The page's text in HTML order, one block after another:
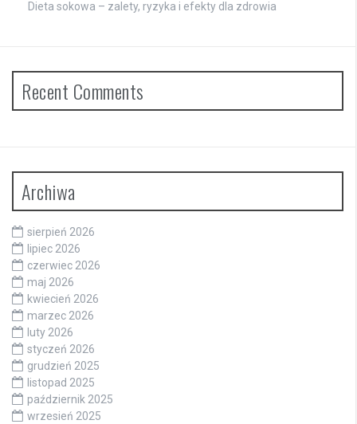
Dieta sokowa – zalety, ryzyka i efekty dla zdrowia
Recent Comments
Archiwa
sierpień 2026
lipiec 2026
czerwiec 2026
maj 2026
kwiecień 2026
marzec 2026
luty 2026
styczeń 2026
grudzień 2025
listopad 2025
październik 2025
wrzesień 2025